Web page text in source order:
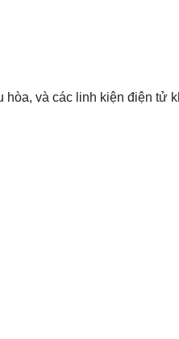
hòa, và các linh kiện điện tử